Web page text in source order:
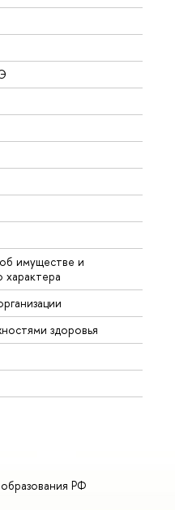
имуществе и
характера
здоровья
РФ